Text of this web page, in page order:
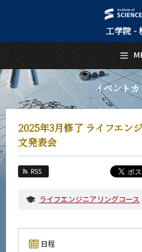
工学院 -
イベント
2025年3月修了 ライフエン
文発表会
RSS
ライフエンジニアリングコース
日程
日本語
トップページ
Top Page
機械系について
About Us
教育
Education
教員・研究室
Faculty and Laboratories
未来
Admissions